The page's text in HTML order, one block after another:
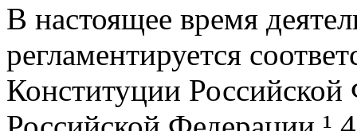
В настоящее время
регламентируется
Конституции